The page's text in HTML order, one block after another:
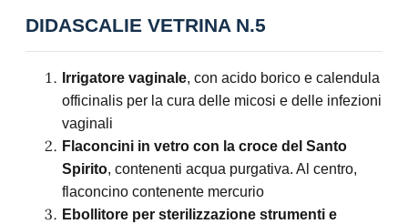
DIDASCALIE VETRINA N.5
Irrigatore vaginale, con acido borico e calendula
officinalis per la cura delle micosi e delle infezioni
vaginali
Flaconcini in vetro con la croce del Santo
Spirito, contenenti acqua purgativa. Al centro,
flaconcino contenente mercurio
Ebollitore per sterilizzazione strumenti e